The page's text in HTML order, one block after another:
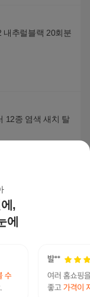
,
에
내추럴블랙 20회분
12종 염색 새치 탈
+ 100g
건 새치커버 시드비